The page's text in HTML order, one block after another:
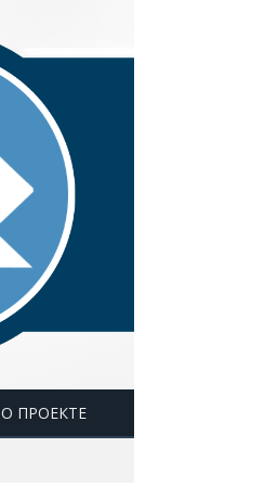
О ПРОЕКТЕ